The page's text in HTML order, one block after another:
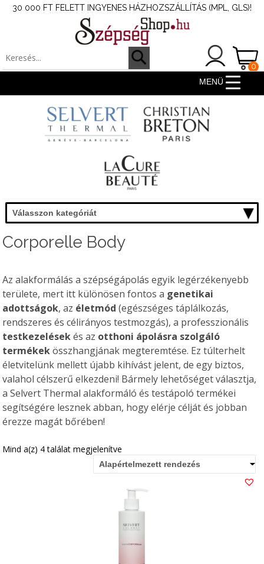
30 000 FT FELETT INGYENES HÁZHOZSZÁLLÍTÁS (MPL, GLS)!
0
MENÜ
Válasszon kategóriát
Corporelle Body
Az alakformálás a szépségápolás egyik legérzékenyebb
területe, mert itt különösen fontos a genetikai
adottságok, az életmód (egészséges táplálkozás,
rendszeres és célirányos testmozgás), a professzionális
testkezelésekés az otthoni ápolásra szolgáló
termékekösszhangjának megteremtése. Ez túlterhelt
életvitelünk mellett újabb kihívást jelent, de egy biztos,
valahol célszerű elkezdeni! Bármely lehetőséget választja,
a Selvert Thermal alakformáló és testápoló termékei
segítségére lesznek abban, hogy elérje célját és jobban
érezze magát bőrében!
Mind a(z) 4 találat megjelenítve
Alapértelmezett rendezés